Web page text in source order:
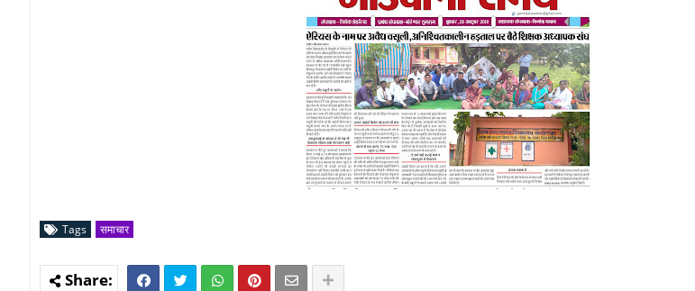
Tags समाचार